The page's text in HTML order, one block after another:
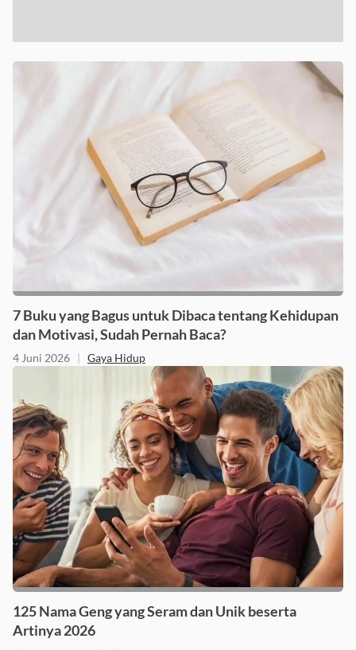
7 Buku yang Bagus untuk Dibaca tentang Kehidupan
dan Motivasi, Sudah Pernah Baca?
4 Juni 2026 | Gaya Hidup
125 Nama Geng yang Seram dan Unik beserta
Artinya 2026